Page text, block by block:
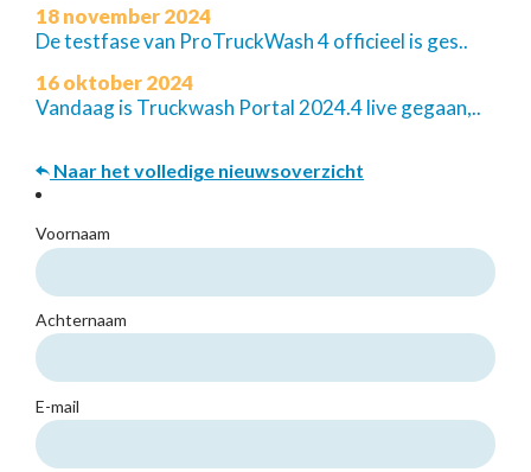
18 november 2024
De testfase van ProTruckWash 4 officieel is ges..
16 oktober 2024
Vandaag is Truckwash Portal 2024.4 live gegaan,..
Naar het volledige nieuwsoverzicht
Voornaam
Achternaam
E-mail